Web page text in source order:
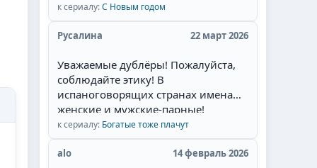
сериалах- ненависть
перерастающая в бешеную страсть
и любовь героев.Начиная уже с
сложилась мысль, что это
экранизация одного из дамских
любовных романов, которые я
когда читала запоем и которые
мечтала увидеть на экране.
Привлек сам образ главного героя -
пират.Отдельный респект за
к сериалу:С Новым годом
Русалина 22 март 2026
Уважаемые дублёры! Пожалуйста,
соблюдайте этику! В
испаноговорящих странах имена
женские и мужские-парные!
Алехандра и Алехандро, например.
Неужели так сложно запомнить. Не
валите всё в одну кучу! Сантьяга -
к сериалу: Богатые тоже плачут
alo 14 февраль 2026